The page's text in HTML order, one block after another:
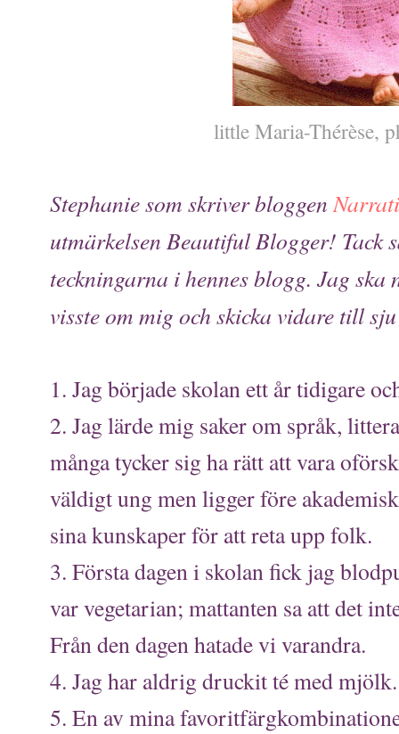
little Maria-Thérèse,
Stephanie som skriver bloggen
utmärkelsen Beautiful Blogger! Tack
teckningarna i hennes blogg. Jag
visste om mig och skicka vidare till
1. Jag började skolan ett år tidigare
2. Jag lärde mig saker om språk,
många tycker sig ha rätt att vara
väldigt ung men ligger före
sina kunskaper för att reta upp folk.
3. Första dagen i skolan fick jag
var vegetarian; mattanten sa att det
Från den dagen hatade vi varandra.
4. Jag har aldrig druckit té med mjölk.
5. En av mina